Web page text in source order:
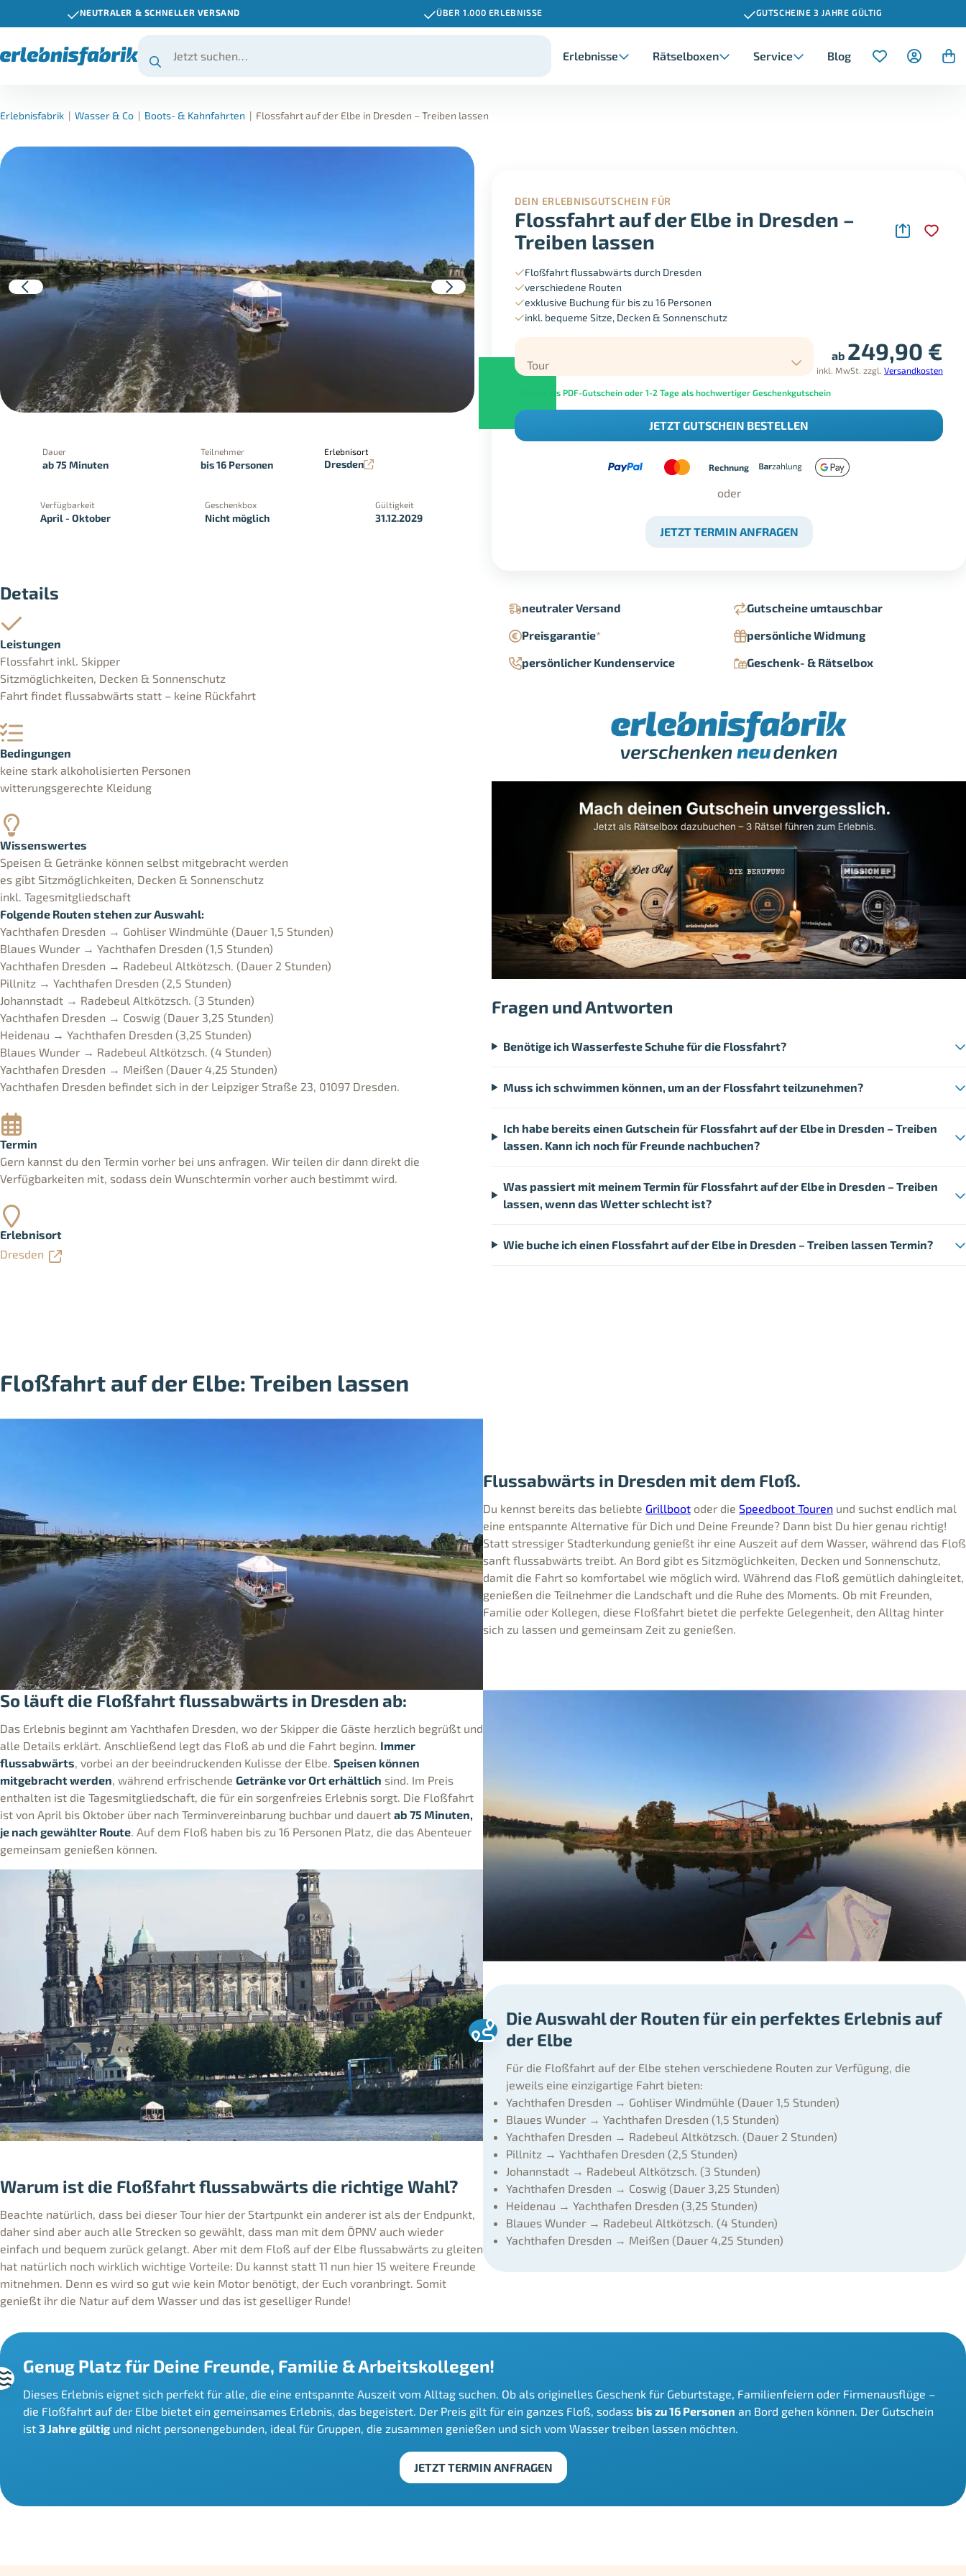
NEUTRALER & SCHNELLER VERSAND ÜBER 1.000 ERLEBNISSE GUTSCHEINE 3 JAHRE GÜLTIG
Erlebnisse Rätselboxen Service Blog
Erlebnisfabrik | Wasser & Co | Boots- & Kahnfahrten | Flossfahrt auf der Elbe in Dresden – Treiben lassen
DEIN ERLEBNISGUTSCHEIN FÜR
Flossfahrt auf der Elbe in Dresden –
Treiben lassen
Floßfahrt flussabwärts durch Dresden
verschiedene Routen
exklusive Buchung für bis zu 16 Personen
inkl. bequeme Sitze, Decken & Sonnenschutz
Tour
ab 249,90 €
inkl. MwSt. zzgl. Versandkosten
Sofort als PDF-Gutschein oder 1-2 Tage als hochwertiger Geschenkgutschein
JETZT GUTSCHEIN BESTELLEN
PayPalKreditkartenzahlung Rechnung
Zahlung in der Geschäftsstelle
oder
JETZT TERMIN ANFRAGEN
Dauer
ab 75 Minuten
Teilnehmer
bis 16 Personen
Erlebnisort
Dresden
Verfügbarkeit
April - Oktober
Geschenkbox
Nicht möglich
Gültigkeit
31.12.2029
neutraler Versand
Gutscheine umtauschbar
Preisgarantie*
persönliche Widmung
persönlicher Kundenservice
Geschenk- & Rätselbox
Details
Leistungen
Flossfahrt inkl. Skipper
Sitzmöglichkeiten, Decken & Sonnenschutz
Fahrt findet flussabwärts statt – keine Rückfahrt
Bedingungen
keine stark alkoholisierten Personen
witterungsgerechte Kleidung
Wissenswertes
Speisen & Getränke können selbst mitgebracht werden
es gibt Sitzmöglichkeiten, Decken & Sonnenschutz
inkl. Tagesmitgliedschaft
Folgende Routen stehen zur Auswahl:
Yachthafen Dresden → Gohliser Windmühle (Dauer 1,5 Stunden)
Blaues Wunder → Yachthafen Dresden (1,5 Stunden)
Yachthafen Dresden → Radebeul Altkötzsch. (Dauer 2 Stunden)
Pillnitz → Yachthafen Dresden (2,5 Stunden)
Johannstadt → Radebeul Altkötzsch. (3 Stunden)
Yachthafen Dresden → Coswig (Dauer 3,25 Stunden)
Heidenau → Yachthafen Dresden (3,25 Stunden)
Blaues Wunder → Radebeul Altkötzsch. (4 Stunden)
Yachthafen Dresden → Meißen (Dauer 4,25 Stunden)
Yachthafen Dresden befindet sich in der Leipziger Straße 23, 01097 Dresden.
Termin
Gern kannst du den Termin vorher bei uns anfragen. Wir teilen dir dann direkt die
Verfügbarkeiten mit, sodass dein Wunschtermin vorher auch bestimmt wird.
Erlebnisort
Dresden
Fragen und Antworten
Benötige ich Wasserfeste Schuhe für die Flossfahrt?
Muss ich schwimmen können, um an der Flossfahrt teilzunehmen?
Ich habe bereits einen Gutschein für Flossfahrt auf der Elbe in Dresden – Treiben
lassen. Kann ich noch für Freunde nachbuchen?
Was passiert mit meinem Termin für Flossfahrt auf der Elbe in Dresden – Treiben
lassen, wenn das Wetter schlecht ist?
Wie buche ich einen Flossfahrt auf der Elbe in Dresden – Treiben lassen Termin?
Floßfahrt auf der Elbe: Treiben lassen
Flussabwärts in Dresden mit dem Floß.
Du kennst bereits das beliebte Grillboot oder die Speedboot Touren und suchst endlich mal
eine entspannte Alternative für Dich und Deine Freunde? Dann bist Du hier genau richtig!
Statt stressiger Stadterkundung genießt ihr eine Auszeit auf dem Wasser, während das Floß
sanft flussabwärts treibt. An Bord gibt es Sitzmöglichkeiten, Decken und Sonnenschutz,
damit die Fahrt so komfortabel wie möglich wird. Während das Floß gemütlich dahingleitet,
genießen die Teilnehmer die Landschaft und die Ruhe des Moments. Ob mit Freunden,
Familie oder Kollegen, diese Floßfahrt bietet die perfekte Gelegenheit, den Alltag hinter
sich zu lassen und gemeinsam Zeit zu genießen.
So läuft die Floßfahrt flussabwärts in Dresden ab:
Das Erlebnis beginnt am Yachthafen Dresden, wo der Skipper die Gäste herzlich begrüßt und
alle Details erklärt. Anschließend legt das Floß ab und die Fahrt beginn. Immer
flussabwärts , vorbei an der beeindruckenden Kulisse der Elbe. Speisen können
mitgebracht werden , während erfrischende Getränke vor Ort erhältlich sind. Im Preis
enthalten ist die Tagesmitgliedschaft, die für ein sorgenfreies Erlebnis sorgt. Die Floßfahrt
ist von April bis Oktober über nach Terminvereinbarung buchbar und dauert ab 75 Minuten,
je nach gewählter Route . Auf dem Floß haben bis zu 16 Personen Platz, die das Abenteuer
gemeinsam genießen können.
Warum ist die Floßfahrt flussabwärts die richtige Wahl?
Beachte natürlich, dass bei dieser Tour hier der Startpunkt ein anderer ist als der Endpunkt,
daher sind aber auch alle Strecken so gewählt, dass man mit dem ÖPNV auch wieder
einfach und bequem zurück gelangt. Aber mit dem Floß auf der Elbe flussabwärts zu gleiten
hat natürlich noch wirklich wichtige Vorteile: Du kannst statt 11 nun hier 15 weitere Freunde
mitnehmen. Denn es wird so gut wie kein Motor benötigt, der Euch voranbringt. Somit
genießt ihr die Natur auf dem Wasser und das ist geselliger Runde!
Die Auswahl der Routen für ein perfektes Erlebnis auf
der Elbe
Für die Floßfahrt auf der Elbe stehen verschiedene Routen zur Verfügung, die
jeweils eine einzigartige Fahrt bieten:
Yachthafen Dresden → Gohliser Windmühle (Dauer 1,5 Stunden)
Blaues Wunder → Yachthafen Dresden (1,5 Stunden)
Yachthafen Dresden → Radebeul Altkötzsch. (Dauer 2 Stunden)
Pillnitz → Yachthafen Dresden (2,5 Stunden)
Johannstadt → Radebeul Altkötzsch. (3 Stunden)
Yachthafen Dresden → Coswig (Dauer 3,25 Stunden)
Heidenau → Yachthafen Dresden (3,25 Stunden)
Blaues Wunder → Radebeul Altkötzsch. (4 Stunden)
Yachthafen Dresden → Meißen (Dauer 4,25 Stunden)
Genug Platz für Deine Freunde, Familie & Arbeitskollegen!
Dieses Erlebnis eignet sich perfekt für alle, die eine entspannte Auszeit vom Alltag suchen. Ob als originelles Geschenk für Geburtstage, Familienfeiern oder Firmenausflüge –
die Floßfahrt auf der Elbe bietet ein gemeinsames Erlebnis, das begeistert. Der Preis gilt für ein ganzes Floß, sodass bis zu 16 Personen an Bord gehen können. Der Gutschein
ist 3 Jahre gültig und nicht personengebunden, ideal für Gruppen, die zusammen genießen und sich vom Wasser treiben lassen möchten.
JETZT TERMIN ANFRAGEN